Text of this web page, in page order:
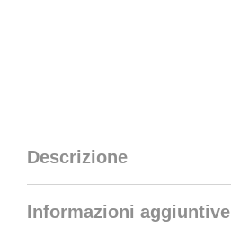
Descrizione
Informazioni aggiuntive